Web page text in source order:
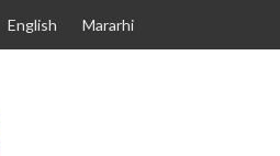
English Mararhi